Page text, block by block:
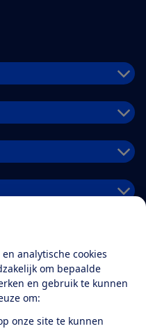
analytische cookies
om bepaalde
en gebruik te kunnen
om:
onze site te kunnen